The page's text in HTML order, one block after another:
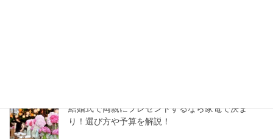
結婚式で両親にプレゼントするなら家電で決ま
り！選び方や予算を解説！